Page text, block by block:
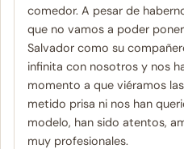
comedor. A pesar de
que no vamos a poder
Salvador como su
infinita con nosotros y nos
momento a que viéramos
metido prisa ni nos han
modelo, han sido atentos,
muy profesionales.